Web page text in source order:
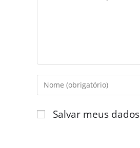
Salvar meus